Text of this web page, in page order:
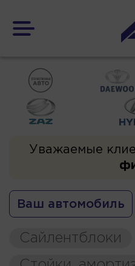
Уважаемые
Ваш автомобиль
Сайлентблоки